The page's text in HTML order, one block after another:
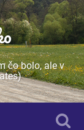
čo bolo, ale v